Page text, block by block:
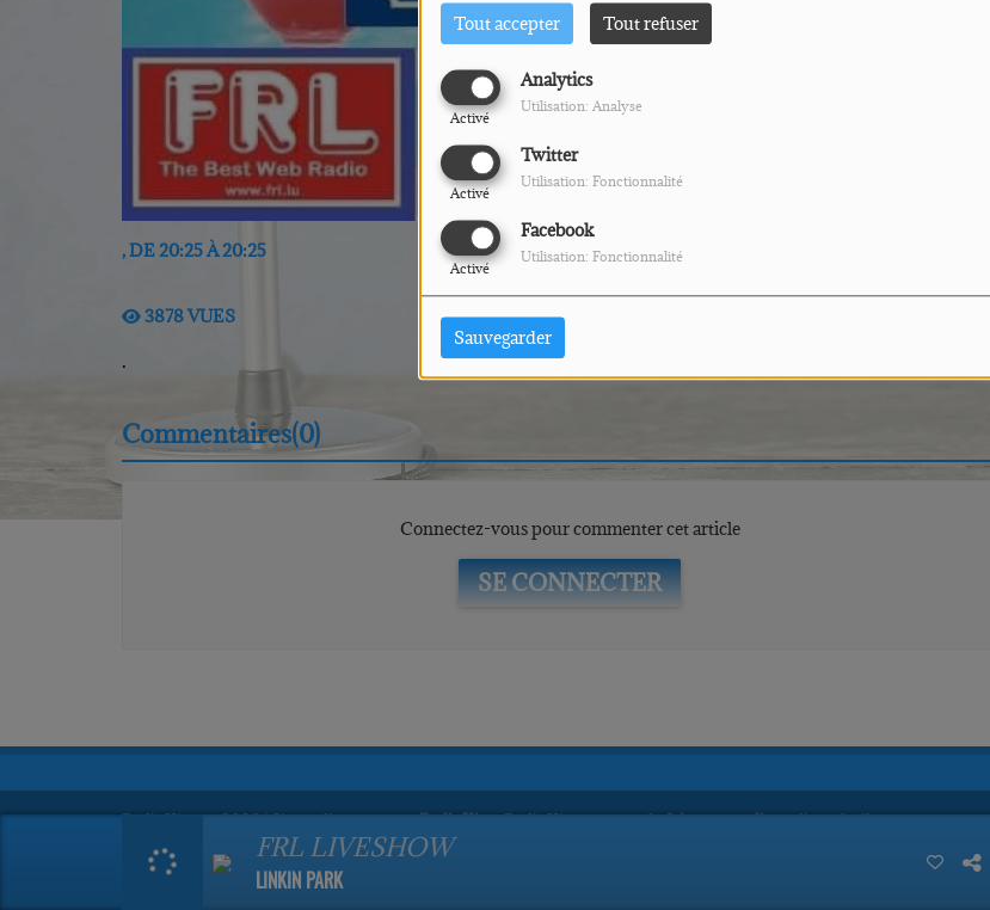
Tout accepter Tout refuser
Analytics
Activé
Utilisation: Analyse
Twitter
Activé
Utilisation: Fonctionnalité
Facebook
Activé
Utilisation: Fonctionnalité
Sauvegarder
FRL LIVESHOW
LINKIN PARK
, DE 20:25 À 20:25
3878 VUES
.
Commentaires(0)
Connectez-vous pour commenter cet article
SE CONNECTER
RadioKing © 2026 | Site radio créé avecRadioKing. RadioKing permet defaire une radioen ligne facilement.